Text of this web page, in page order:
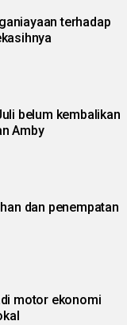
terhadap
belum kembalikan
Amby
dan penempatan
motor ekonomi